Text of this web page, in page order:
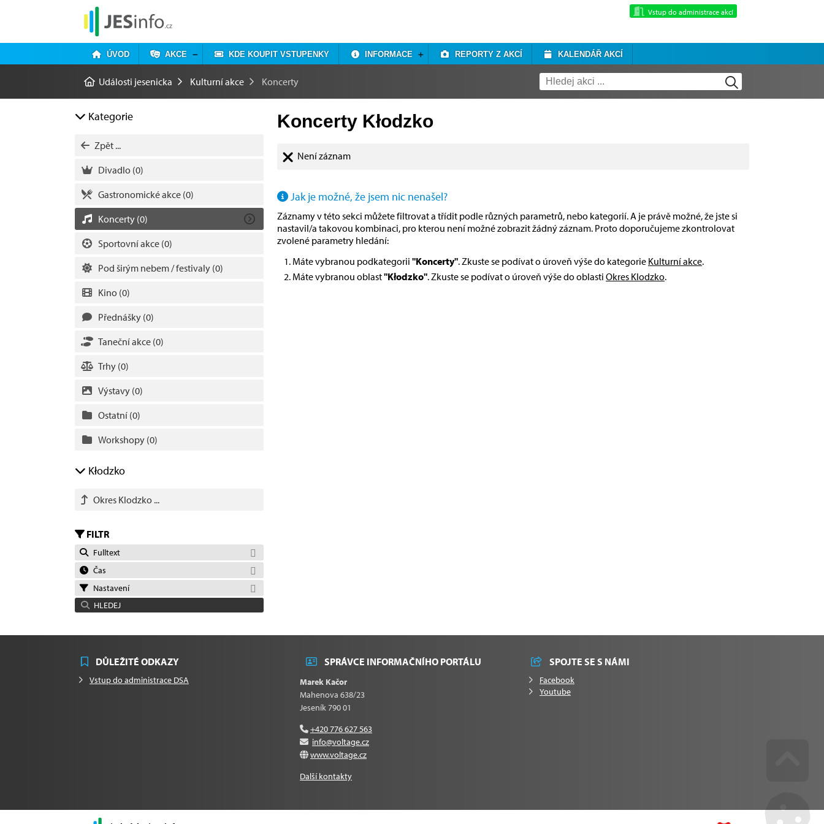
Vstup do administrace akcí
ÚVOD AKCE KDE KOUPIT VSTUPENKY INFORMACE REPORTY Z AKCÍ KALENDÁŘ AKCÍ
Události jesenicka Kulturní akce Koncerty
Kategorie
Zpět ...
Divadlo (0)
Gastronomické akce (0)
Koncerty (0)
Sportovní akce (0)
Pod širým nebem / festivaly (0)
Kino (0)
Přednášky (0)
Taneční akce (0)
Trhy (0)
Výstavy (0)
Ostatní (0)
Workshopy (0)
Kłodzko
Okres Klodzko ...
FILTR
Fulltext
Čas
Nastavení
HLEDEJ
Koncerty Kłodzko
Není záznam
Jak je možné, že jsem nic nenašel?
Záznamy v této sekci můžete filtrovat a třídit podle různých parametrů, nebo kategorií. A je právě možné, že jste si
nastavil/a takovou kombinaci, pro kterou není možné zobrazit žádný záznam. Proto doporučujeme zkontrolovat
zvolené parametry hledání:
Máte vybranou podkategorii "Koncerty". Zkuste se podívat o úroveň výše do kategorie Kulturní akce.
Máte vybranou oblast"Kłodzko". Zkuste se podívat o úroveň výše do oblasti Okres Klodzko.
DŮLEŽITÉ ODKAZY
Vstup do administrace DSA
SPRÁVCE INFORMAČNÍHO PORTÁLU
Marek Kačor
Mahenova 638/23
Jeseník 790 01
+420 776 627 563
info@voltage.cz
www.voltage.cz
Další kontakty
SPOJTE SE S NÁMI
Facebook
Youtube